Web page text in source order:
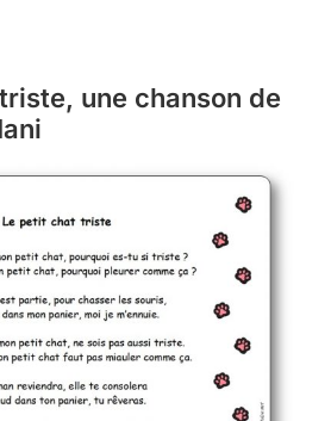
une chanson de